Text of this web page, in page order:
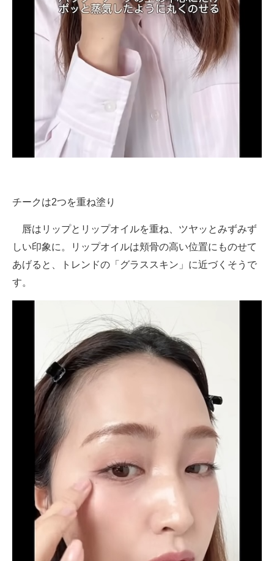
チークは2つを重ね塗り
唇はリップとリップオイルを重ね、ツヤッとみずみず
しい印象に。リップオイルは頬骨の高い位置にものせて
あげると、トレンドの「グラススキン」に近づくそうで
す。